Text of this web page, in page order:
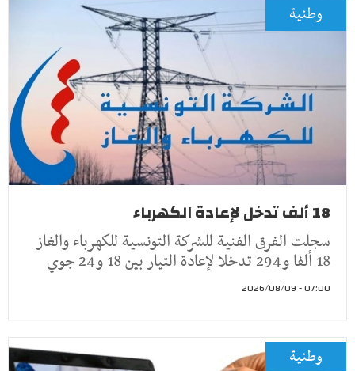
وطنية
18 ألف تدخل لإعادة الكهرباء
سجلت الفرق الفنية للشركة التونسية للكهرباء والغاز
18 ألفا و294 تدخلا لإعادة التيار بين 18 و24 جوي
07:00 - 2026/08/09
وطنية